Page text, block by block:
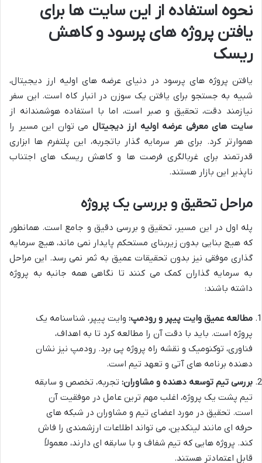
نحوه استفاده از این سایت ها برای
یافتن پروژه های پرسود و کاهش
ریسک
یافتن پروژه های پرسود در دنیای عرضه های اولیه ارز دیجیتال،
شبیه به جستجو برای یافتن یک سوزن در انبار کاه است. این سفر
نیازمند دقت، تحقیق و صبر است، اما با استفاده هوشمندانه از
سایت های معرفی عرضه اولیه ارز دیجیتال می توان این مسیر را
هموارتر کرد. برای هر سرمایه گذار باتجربه، این پلتفرم ها ابزاری
قدرتمند برای غربالگری فرصت ها و کاهش ریسک های اجتناب
ناپذیر این بازار هستند.
مراحل تحقیق و بررسی یک پروژه
پله اول در این مسیر، تحقیق و بررسی دقیق و جامع است. همانطور
که هیچ بنایی بدون زیربنای مستحکم پایدار نمی ماند، هیچ سرمایه
گذاری موفقی نیز بدون تحقیقات عمیق به ثمر نمی رسد. این مراحل
به سرمایه گذاران کمک می کنند تا نگاهی همه جانبه به پروژه
داشته باشند:
مطالعه عمیق وایت پیپر و رودمپ: وایت پیپر، شناسنامه یک
پروژه است. باید با دقت آن را مطالعه کرد تا به اهداف،
فناوری، توکنومیک و نقشه راه پروژه پی برد. رودمپ نیز نشان
دهنده برنامه های آتی و تعهد تیم است.
بررسی تیم توسعه دهنده و مشاوران: تجربه، تخصص و سابقه
تیم پشت یک پروژه، اغلب مهم ترین عامل در موفقیت آن
است. تحقیق در مورد اعضای تیم و مشاوران در شبکه های
حرفه ای مانند لینکدین، می تواند اطلاعات ارزشمندی را فاش
کند. پروژه هایی که تیم شفاف و با سابقه ای دارند، معمولاً
قابل اعتمادتر هستند.